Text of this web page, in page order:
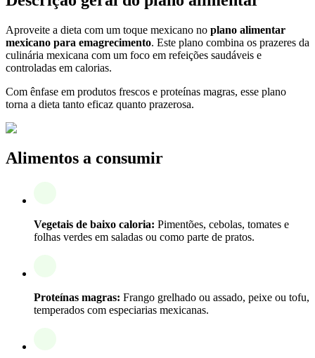
Aproveite a dieta com um toque mexicano no plano alimentar
mexicano para emagrecimento. Este plano combina os prazeres da
culinária mexicana com um foco em refeições saudáveis e
controladas em calorias.
Com ênfase em produtos frescos e proteínas magras, esse plano
torna a dieta tanto eficaz quanto prazerosa.
Alimentos a consumir
Vegetais de baixo caloria: Pimentões, cebolas, tomates e
folhas verdes em saladas ou como parte de pratos.
Proteínas magras: Frango grelhado ou assado, peixe ou tofu,
temperados com especiarias mexicanas.